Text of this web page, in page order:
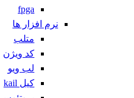
fpga
نرم افزار ها
متلب
کد ویژن
لب ویو
کیل kail